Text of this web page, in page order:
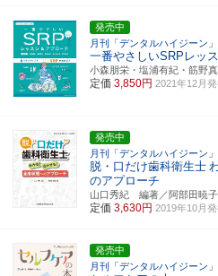
発売中
月刊「デンタルハイジーン
一番やさしいSRPレッ
小森朋栄・塩浦有紀・筋野
定価 3,850円 2021年12月
発売中
月刊「デンタルハイジーン
脱・口だけ歯科衛生士
のアプローチ
山口秀紀 編著／阿部田暁
定価 3,630円 2019年10月
発売中
月刊「デンタルハイジーン